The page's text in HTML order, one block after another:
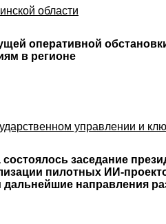
области
оперативной
в регионе
управлении и
заседание
пилотных ИИ-
направления